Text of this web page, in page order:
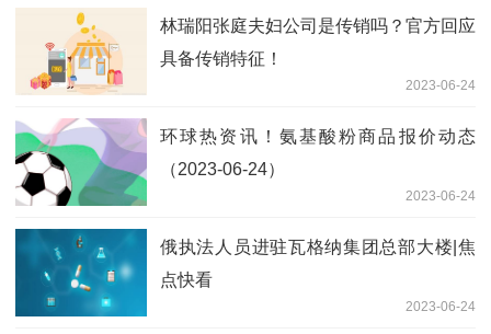
林瑞阳张庭夫妇公司是传销吗？官方回应
具备传销特征！
2023-06-24
环球热资讯！氨基酸粉商品报价动态
（2023-06-24）
2023-06-24
俄执法人员进驻瓦格纳集团总部大楼|焦
点快看
2023-06-24